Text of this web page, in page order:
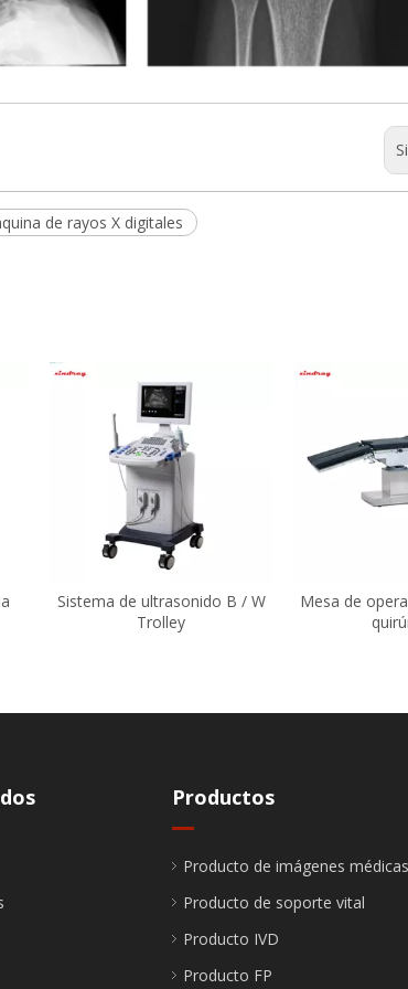
de rayos X digitales
Sistema de ultrasonido B / W
Trolley
Mesa de
Productos
Producto de imágenes médicas
Producto de soporte vital
Producto IVD
Producto FP